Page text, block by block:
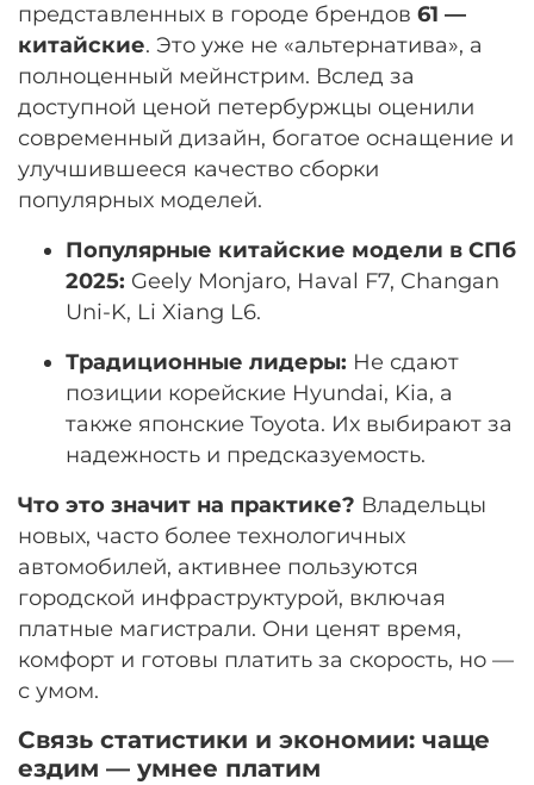
представленных в городе брендов 61 —
китайские. Это уже не «альтернатива», а
полноценный мейнстрим. Вслед за
доступной ценой петербуржцы оценили
современный дизайн, богатое оснащение и
улучшившееся качество сборки
популярных моделей.
Популярные китайские модели в СПб
2025: Geely Monjaro, Haval F7, Changan
Uni-K, Li Xiang L6.
Традиционные лидеры: Не сдают
позиции корейские Hyundai, Kia, а
также японские Toyota. Их выбирают за
надежность и предсказуемость.
Что это значит на практике? Владельцы
новых, часто более технологичных
автомобилей, активнее пользуются
городской инфраструктурой, включая
платные магистрали. Они ценят время,
комфорт и готовы платить за скорость, но —
с умом.
Связь статистики и экономии: чаще
ездим — умнее платим